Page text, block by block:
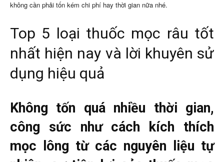
không cần phải tốn kém chi phí hay thời gian nữa nhé.
Top 5 loại thuốc mọc râu tốt
nhất hiện nay và lời khuyên sử
dụng hiệu quả
Không tốn quá nhiều thời gian,
công sức như cách kích thích
mọc lông từ các nguyên liệu tự